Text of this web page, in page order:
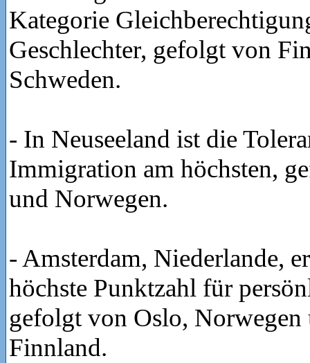
Kategorie
Geschlechter, gefolgt von
Schweden.
- In Neuseeland ist die
Immigration am höchsten,
und Norwegen.
- Amsterdam, Niederlande,
höchste Punktzahl für
gefolgt von Oslo,
Finnland.